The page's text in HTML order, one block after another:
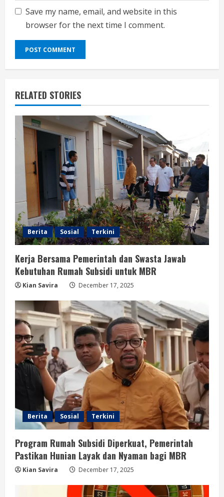
Save my name, email, and website in this
browser for the next time I comment.
RELATED STORIES
Berita Sosial Terkini
Kerja Bersama Pemerintah dan Swasta Jawab
Kebutuhan Rumah Subsidi untuk MBR
Kian Savira December 17, 2025
Berita Sosial Terkini
Program Rumah Subsidi Diperkuat, Pemerintah
Pastikan Hunian Layak dan Nyaman bagi MBR
Kian Savira December 17, 2025